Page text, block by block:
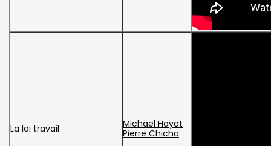
La loi travail
Michael Hayat
Pierre Chicha